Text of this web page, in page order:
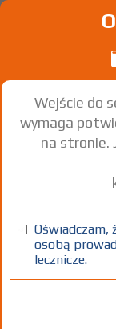
Znaleziono
Wejście do
wymaga
na stronie.
Oświadczam,
osobą
lecznicze.